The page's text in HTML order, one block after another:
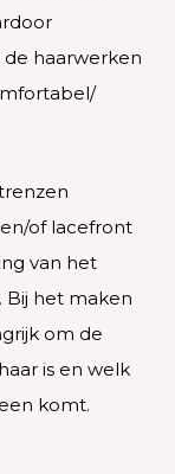
de haarwerken
of lacefront
van het
Bij het maken
om de
is en welk
komt.